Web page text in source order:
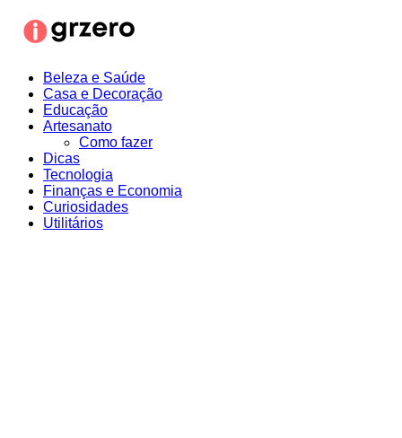
para
Beleza e Saúde
Casa e Decoração
Educação
Artesanato
Como fazer
Dicas
Tecnologia
Finanças e Economia
Curiosidades
Utilitários